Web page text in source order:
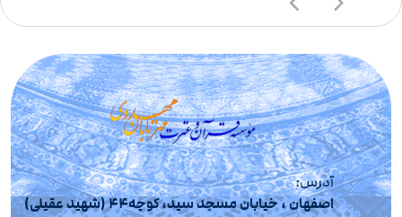
آدرس:
اصفهان ، خیابان مسجد سید، کوچه44 (شهید عقیلی)